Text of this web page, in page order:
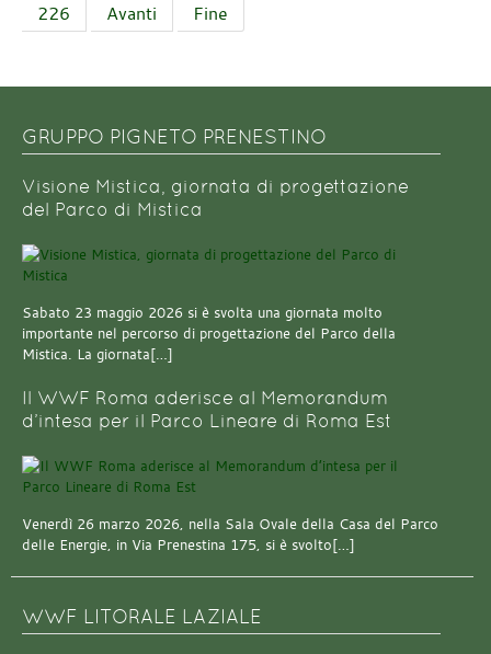
226
Avanti Fine
GRUPPO PIGNETO PRENESTINO
Visione Mistica, giornata di progettazione
del Parco di Mistica
Sabato 23 maggio 2026 si è svolta una giornata molto
importante nel percorso di progettazione del Parco della
Mistica. La giornata[…]
Il WWF Roma aderisce al Memorandum
d’intesa per il Parco Lineare di Roma Est
Venerdì 26 marzo 2026, nella Sala Ovale della Casa del Parco
delle Energie, in Via Prenestina 175, si è svolto[…]
WWF LITORALE LAZIALE